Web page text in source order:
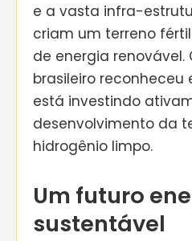
e a vasta infra-
criam um terreno
de energia renovável.
brasileiro reconheceu
está investindo
desenvolvimento da
hidrogênio limpo.
Um futuro
sustentável